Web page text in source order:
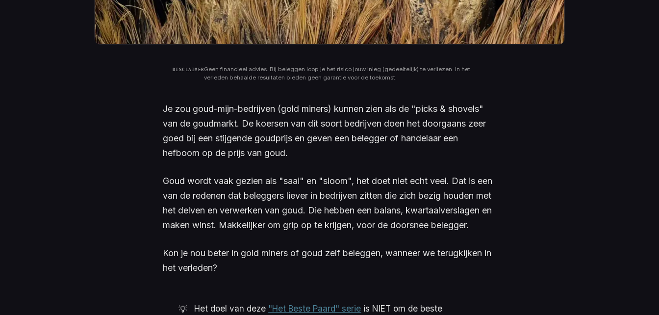
Geen financieel advies. Bij beleggen loop je het risico jouw inleg (gedeeltelijk) te verliezen. In het
verleden behaalde resultaten bieden geen garantie voor de toekomst.
Je zou goud-mijn-bedrijven (gold miners) kunnen zien als de "picks & shovels"
van de goudmarkt. De koersen van dit soort bedrijven doen het doorgaans zeer
goed bij een stijgende goudprijs en geven een belegger of handelaar een
hefboom op de prijs van goud.
Goud wordt vaak gezien als "saai" en "sloom", het doet niet echt veel. Dat is een
van de redenen dat beleggers liever in bedrijven zitten die zich bezig houden met
het delven en verwerken van goud. Die hebben een balans, kwartaalverslagen en
maken winst. Makkelijker om grip op te krijgen, voor de doorsnee belegger.
Kon je nou beter in gold miners of goud zelf beleggen, wanneer we terugkijken in
het verleden?
💡 Het doel van deze "Het Beste Paard" serie is NIET om de beste